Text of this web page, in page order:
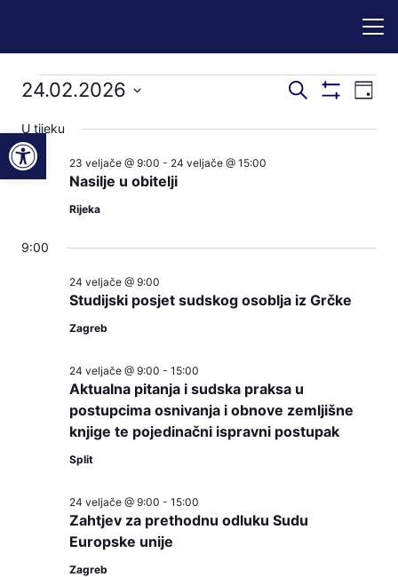
Događaji
for
24.02.2026
Događaji
Pretraži Dan
24.02.2026
datum.
U tijeku
Nasilje u obitelji
23 veljače @ 9:00 - 24 veljače @ 15:00
Rijeka
9:00
Studijski posjet sudskog osoblja iz Grčke
24 veljače @ 9:00
Zagreb
Aktualna pitanja i sudska praksa u
postupcima osnivanja i obnove zemljišne
knjige te pojedinačni ispravni postupak
24 veljače @ 9:00 - 15:00
Split
Zahtjev za prethodnu odluku Sudu
Europske unije
24 veljače @ 9:00 - 15:00
Zagreb
Open toolbar